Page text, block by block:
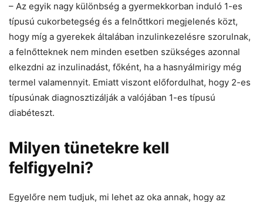
– Az egyik nagy különbség a gyermekkorban induló 1-es
típusú cukorbetegség és a felnőttkori megjelenés közt,
hogy míg a gyerekek általában inzulinkezelésre szorulnak,
a felnőtteknek nem minden esetben szükséges azonnal
elkezdni az inzulinadást, főként, ha a hasnyálmirigy még
termel valamennyit. Emiatt viszont előfordulhat, hogy 2-es
típusúnak diagnosztizálják a valójában 1-es típusú
diabéteszt.
Milyen tünetekre kell
felfigyelni?
Egyelőre nem tudjuk, mi lehet az oka annak, hogy az